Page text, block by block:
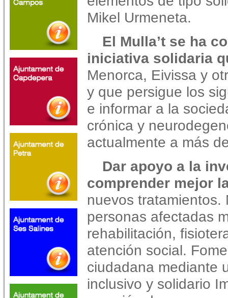
Mikel Urmeneta.
El Mulla’t se ha
iniciativa solidaria
Menorca, Eivissa y
y que persigue los
e informar a la
crónica y
actualmente a más
Dar apoyo a la
comprender mejor
nuevos tratamientos.
personas afectadas
rehabilitación,
atención social.
ciudadana mediante
inclusivo y solidario